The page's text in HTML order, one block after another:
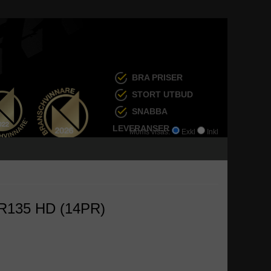
BRA PRISER
STORT UTBUD
SNABBA
LEVERANSER
Moms visas: Exkl Inkl
HD (14PR)